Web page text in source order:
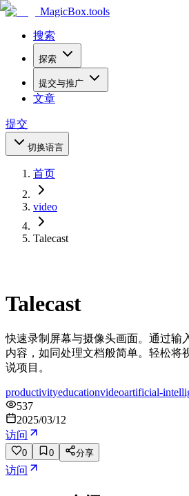
MagicBox.tools
搜索
探索
提交与推广
文章
提交
切换语言
首页
video
Talecast
Talecast
快速录制屏幕与摄像头画面。通过输
内容，如同处理文档般简单。轻松将
说项目。
productivityeducationvideoartificial-
537
2025/03/12
访问
0 0 分享
访问